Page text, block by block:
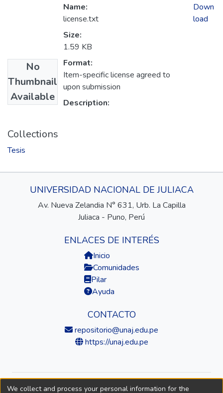
No
Thumbnail
Available
Name:
license.txt
Size:
1.59 KB
Format:
Item-specific license agreed to
upon submission
Description:
Down
load
Collections
Tesis
UNIVERSIDAD NACIONAL DE JULIACA
Av. Nueva Zelandia N° 631, Urb. La Capilla
Juliaca - Puno, Perú
ENLACES DE INTERÉS
Inicio
Comunidades
Pilar
Ayuda
CONTACTO
repositorio@unaj.edu.pe
https://unaj.edu.pe
© 2026 Universidad Nacional de Juliaca — Repositorio
We collect and process your personal information for the